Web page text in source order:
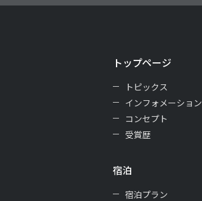
トップページ
トピックス
インフォメーション
コンセプト
受賞歴
宿泊
宿泊プラン